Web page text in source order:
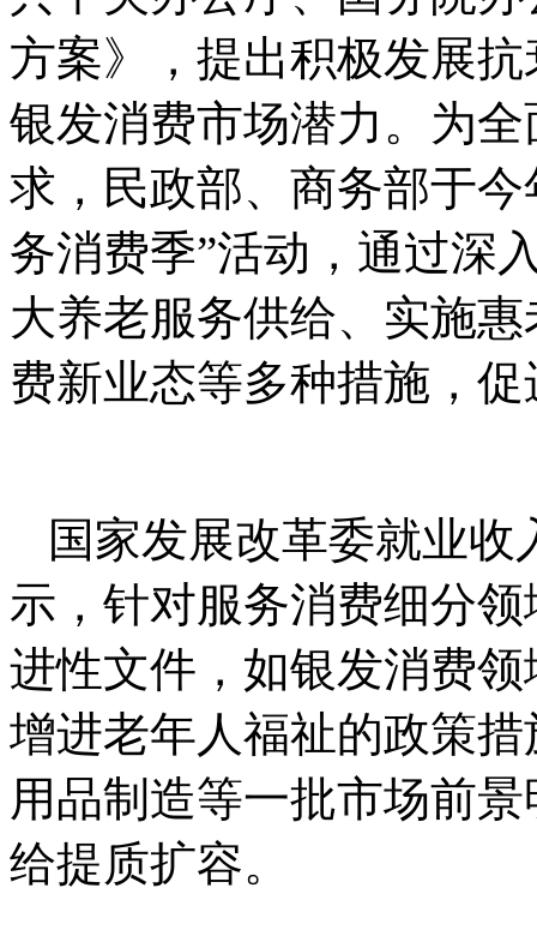
方案》，提出积极发展
银发消费市场潜力。为
求，民政部、商务部于
务消费季”活动，通过深
大养老服务供给、实施
费新业态等多种措施，
国家发展改革委就业
示，针对服务消费细分
进性文件，如银发消费
增进老年人福祉的政策
用品制造等一批市场前
给提质扩容。